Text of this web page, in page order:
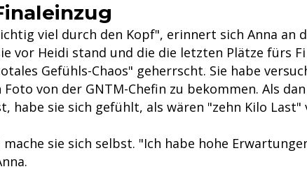
viel durch den Kopf", erinnert sich Anna an
vor Heidi stand und die die letzten Plätze fürs
Gefühls-Chaos" geherrscht. Sie habe
von der GNTM-Chefin zu bekommen. Als
habe sie sich gefühlt, als wären "zehn Kilo Last"
mache sie sich selbst. "Ich habe hohe